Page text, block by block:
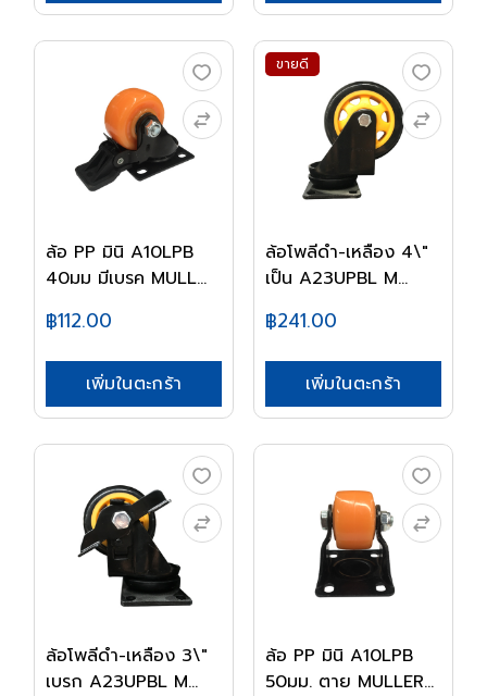
ล้อ PP มินิ A10LPB
40มม มีเบรค MULL...
฿112.00
เพิ่มในตะกร้า
ขายดี
ล้อโพลีดำ-เหลือง 4\"
เป็น A23UPBL M...
฿241.00
เพิ่มในตะกร้า
ล้อโพลีดำ-เหลือง 3\"
เบรก A23UPBL M...
ล้อ PP มินิ A10LPB
50มม. ตาย MULLER...